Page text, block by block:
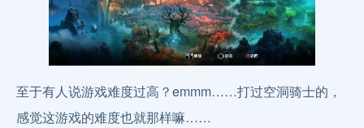
至于有人说游戏难度过高？emmm……打过空洞骑士的，
感觉这游戏的难度也就那样嘛……